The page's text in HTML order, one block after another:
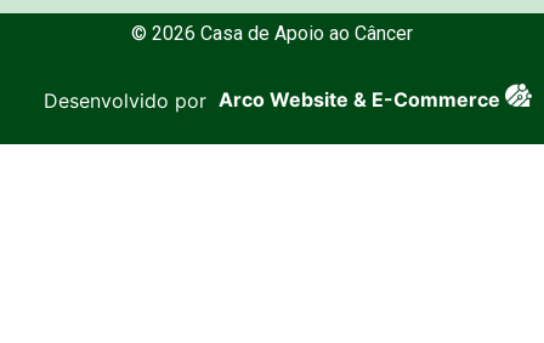
© 2026 Casa de Apoio ao Câncer
Desenvolvido por Arco Website & E-Commerce